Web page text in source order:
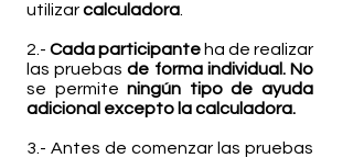
utilizarcalculadora
2.- Cada participante ha de realizar
las pruebasde forma individual. No
se permiteningún tipo de ayuda
adicional excepto la calculadora.
3.- Antes de comenzar las pruebas